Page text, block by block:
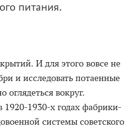
питания.
И для этого вовсе не
и исследовать потаенные
оглядеться вокруг.
1930-х годах фабрики-
системы советского